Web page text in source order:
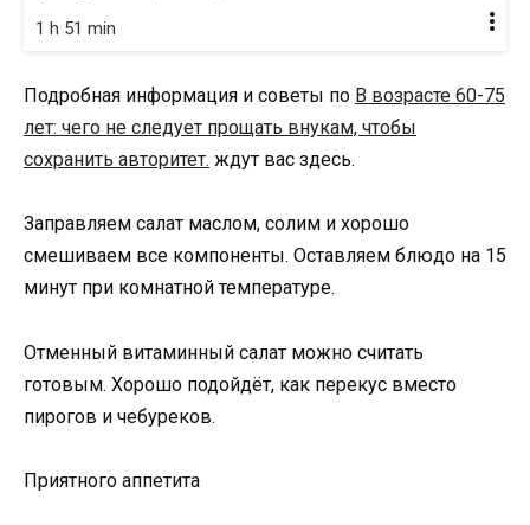
1 h 51 min
Подробная информация и советы по В возрасте 60-75
лет: чего не следует прощать внукам, чтобы
сохранить авторитет. ждут вас здесь.
Заправляем салат маслом, солим и хорошо
смешиваем все компоненты. Оставляем блюдо на 15
минут при комнатной температуре.
Отменный витаминный салат можно считать
готовым. Хорошо подойдёт, как перекус вместо
пирогов и чебуреков.
Приятного аппетита